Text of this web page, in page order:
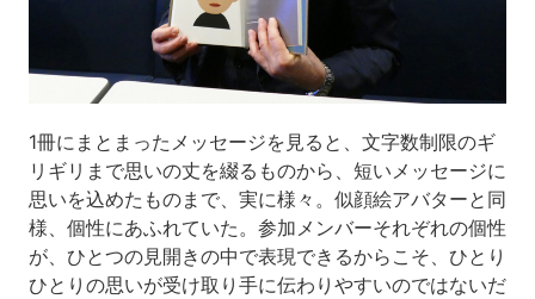
1冊にまとまったメッセージを見ると、文字数制限のギ
リギリまで思いの丈を綴るものから、短いメッセージに
思いを込めたものまで、実に様々。似顔絵アバターと同
様、個性にあふれていた。参加メンバーそれぞれの個性
が、ひとつの見開きの中で表現できるからこそ、ひとり
ひとりの思いが受け取り手に伝わりやすいのではないだ